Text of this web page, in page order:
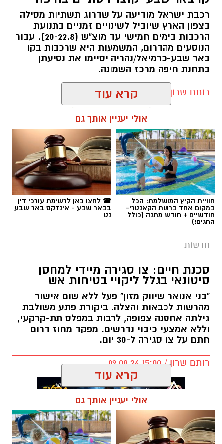
רכבת ישראל מודיעה על שדרוג תשתיות מסילה
בצפון הארץ שיוביל לשינויים זמניים בתנועת
הרכבות בימים חמישי עד מוצ"ש (20-22.8). עבור
הנוסעים מהדרום, המשמעות היא שרכבות בקו
באר שבע-כרמיאל/נהריה יסיימו את נסיעתן
בתחנת חיפה מרכז השמונה.
רותם שרון / 16:30 09.08.26
תגים:רכבת ישראל
קרדיט - רכבת ישראל
רכבת ישראל ממשיכה בעבודות לשדרוג תשתיות
הנסיעה. בשל עבודות תשתית חיוניות ומצילות
חיים באזור זבולון, שתוכננו במכוון לימי הקיץ
בהם הביקוש לנסיעות נמוך יותר, צפויים שינויים
משמעותיים בתנועת הרכבות החל מיום חמישי,
ה-20 באוגוסט, ועד למוצאי שבת, ה-22 באוגוסט
2026.
קרא עוד
אולי יעניין אותך גם
חוויית הקיץ המושלמת: הכל
במקום אחד ברשת הקאנטרי-
חודשיים + חודש מתנה (כולל
החגים!)
☎ לחצו כאן לרשימת עורכי דין
בבאר שבע - אינדקס באר שבע
נט
חדשות
סכנת חיים: צו סגירה מיידי למחסן
סיטונאי בגלל ליקויי בטיחות אש
"בני אנואר שיווק מזון" פעל ללא שום אישור
מהרשות לכבאות והצלה. ביקורת פתע משולבת
גילתה אחסנה צפופה, לרבות במפלס תת-קרקעי,
וללא אמצעי כיבוי נדרשים. מפקד מחוז דרום
חתם על צו סגירה ל-30 יום.
רותם שרון / 15:00 09.08.26
תגים:כבאות והצלה
קרא עוד
אולי יעניין אותך גם